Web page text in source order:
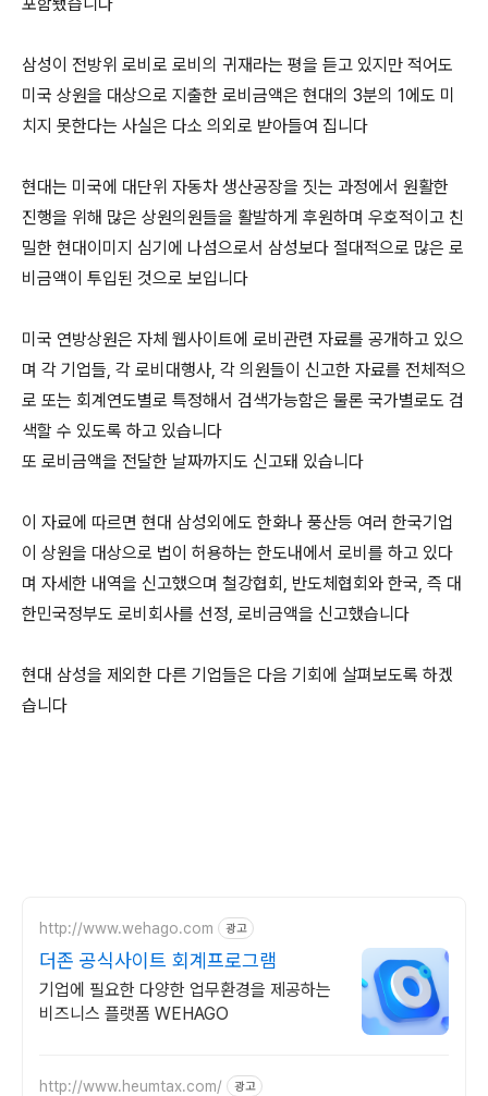
삼성이 전방위 로비로 로비의 귀재라는 평을 듣고 있지만 적어도
미국 상원을 대상으로 지출한 로비금액은 현대의 3분의 1에도 미
치지 못한다는 사실은 다소 의외로 받아들여 집니다
현대는 미국에 대단위 자동차 생산공장을 짓는 과정에서 원활한
진행을 위해 많은 상원의원들을 활발하게 후원하며 우호적이고 친
밀한 현대이미지 심기에 나섬으로서 삼성보다 절대적으로 많은 로
비금액이 투입된 것으로 보입니다
미국 연방상원은 자체 웹사이트에 로비관련 자료를 공개하고 있으
며 각 기업들, 각 로비대행사, 각 의원들이 신고한 자료를 전체적으
로 또는 회계연도별로 특정해서 검색가능함은 물론 국가별로도 검
색할 수 있도록 하고 있습니다
또 로비금액을 전달한 날짜까지도 신고돼 있습니다
이 자료에 따르면 현대 삼성외에도 한화나 풍산등 여러 한국기업
이 상원을 대상으로 법이 허용하는 한도내에서 로비를 하고 있다
며 자세한 내역을 신고했으며 철강협회, 반도체협회와 한국, 즉 대
한민국정부도 로비회사를 선정, 로비금액을 신고했습니다
현대 삼성을 제외한 다른 기업들은 다음 기회에 살펴보도록 하겠
습니다
http://www.wehago.com 광고
더존 공식사이트 회계프로그램
기업에 필요한 다양한 업무환경을 제공하는
비즈니스 플랫폼 WEHAGO
http://www.heumtax.com/ 광고